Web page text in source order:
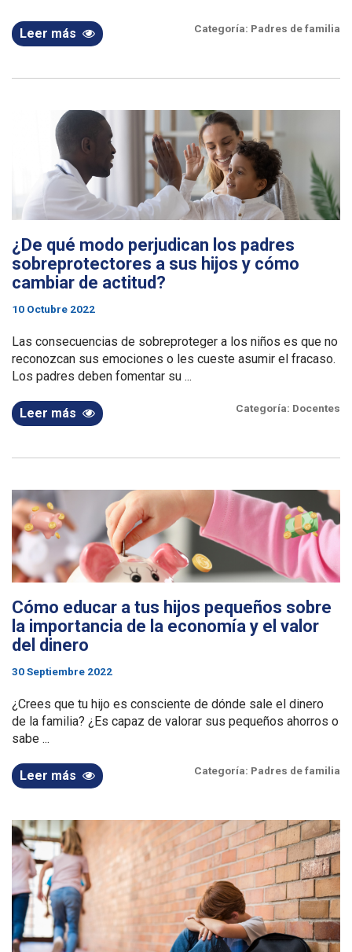
Leer más Categoría: Padres de familia
¿De qué modo perjudican los padres
sobreprotectores a sus hijos y cómo
cambiar de actitud?
10 Octubre 2022
Las consecuencias de sobreproteger a los niños es que no
reconozcan sus emociones o les cueste asumir el fracaso.
Los padres deben fomentar su ...
Leer más Categoría: Docentes
Cómo educar a tus hijos pequeños sobre
la importancia de la economía y el valor
del dinero
30 Septiembre 2022
¿Crees que tu hijo es consciente de dónde sale el dinero
de la familia? ¿Es capaz de valorar sus pequeños ahorros o
sabe ...
Leer más Categoría: Padres de familia